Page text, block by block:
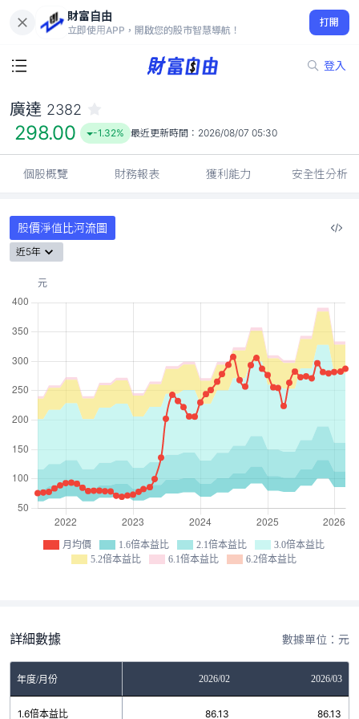
財富自由
立即使用APP，開啟您的股市智慧導航！
打開
登入
298.00
-1.32%
廣達 2382
298.00 -1.32% 最近更新時間： 2026/08/07 05:30
個股概覽 財務報表 獲利能力 安全性分析
股價淨值比河流圖
近5年
月均價 1.6倍本益比 2.1倍本益比
3.0倍本益比
5.2倍本益比
6.1倍本益比 6.2倍本益比
詳細數據 數據單位：元
年度/月份 2026/02 2026/03
1.6倍本益比 86.13 86.13